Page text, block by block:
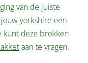
van de juiste
yorkshire een
kunt deze brokken
aan te vragen.